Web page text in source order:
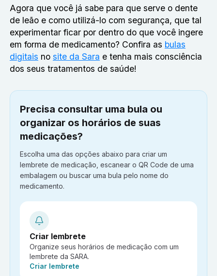
Agora que você já sabe para que serve o dente
de leão e como utilizá-lo com segurança, que tal
experimentar ficar por dentro do que você ingere
em forma de medicamento? Confira as bulas
digitais no site da Sara e tenha mais consciência
dos seus tratamentos de saúde!
Precisa consultar uma bula ou
organizar os horários de suas
medicações?
Escolha uma das opções abaixo para criar um
lembrete de medicação, escanear o QR Code de uma
embalagem ou buscar uma bula pelo nome do
medicamento.
Criar lembrete
Organize seus horários de medicação com um
lembrete da SARA.
Ação:
Criar lembrete